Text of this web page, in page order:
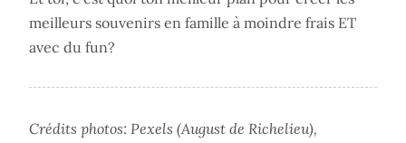
meilleurs souvenirs en famille à moindre frais ET
avec du fun?
Crédits photos: Pexels (August de Richelieu),